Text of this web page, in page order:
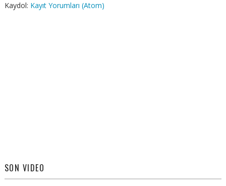
Kaydol: Kayıt Yorumları (Atom)
SON VIDEO